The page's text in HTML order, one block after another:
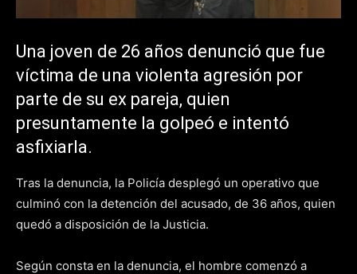
Una joven de 26 años denunció que fue
víctima de una violenta agresión por
parte de su ex pareja, quien
presuntamente la golpeó e intentó
asfixiarla.
Tras la denuncia, la Policía desplegó un operativo que
culminó con la detención del acusado, de 36 años, quien
quedó a disposición de la Justicia.
Según consta en la denuncia, el hombre comenzó a